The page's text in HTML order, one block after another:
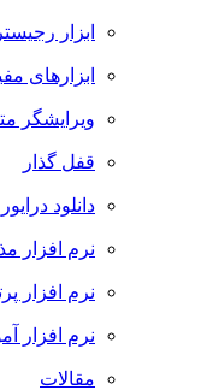
ابزار
ابزارهای
ویرایشگر
قفل گذار
دانلود
نرم افزار
نرم افزار
نرم افزار
مقالات